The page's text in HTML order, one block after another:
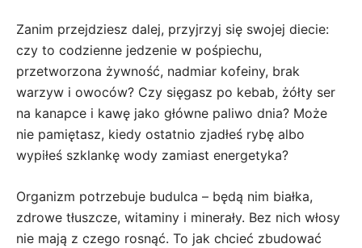
Zanim przejdziesz dalej, przyjrzyj się swojej diecie:
czy to codzienne jedzenie w pośpiechu,
przetworzona żywność, nadmiar kofeiny, brak
warzyw i owoców? Czy sięgasz po kebab, żółty ser
na kanapce i kawę jako główne paliwo dnia? Może
nie pamiętasz, kiedy ostatnio zjadłeś rybę albo
wypiłeś szklankę wody zamiast energetyka?
Organizm potrzebuje budulca – będą nim białka,
zdrowe tłuszcze, witaminy i minerały. Bez nich włosy
nie mają z czego rosnąć. To jak chcieć zbudować